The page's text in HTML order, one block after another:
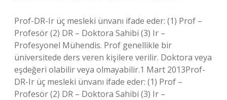
Prof-DR-Ir üç mesleki ünvanı ifade eder: (1) Prof –
Profesör (2) DR – Doktora Sahibi (3) Ir –
Profesyonel Mühendis. Prof genellikle bir
üniversitede ders veren kişilere verilir. Doktora veya
eşdeğeri olabilir veya olmayabilir.1 Mart 2013Prof-
DR-Ir üç mesleki ünvanı ifade eder: (1) Prof –
Profesör (2) DR – Doktora Sahibi (3) Ir –